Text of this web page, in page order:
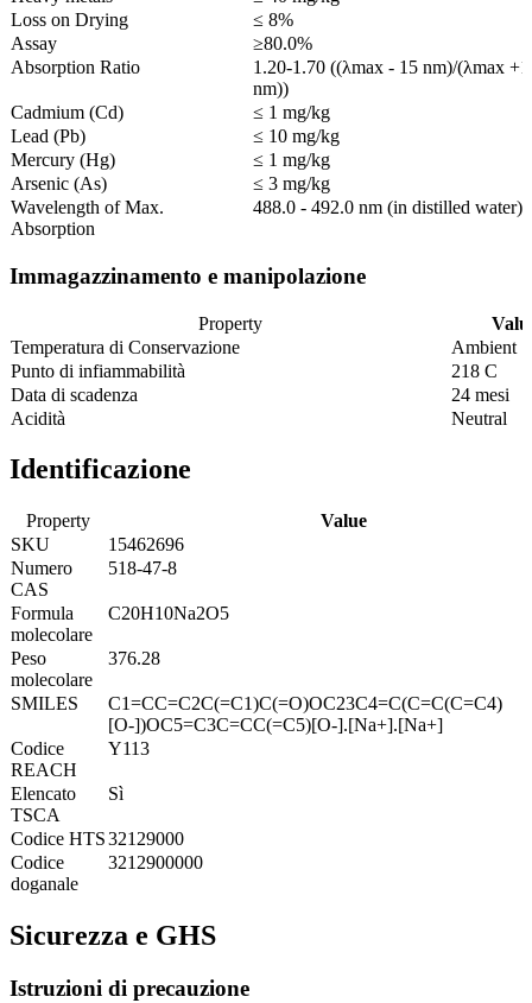
Loss on Drying
≤ 8%
Assay
≥80.0%
Absorption Ratio
1.20-1.70 ((λmax - 15 nm)/(λmax
nm))
Cadmium (Cd)
≤ 1 mg/kg
Lead (Pb)
≤ 10 mg/kg
Mercury (Hg)
≤ 1 mg/kg
Arsenic (As)
≤ 3 mg/kg
Wavelength of Max.
Absorption
488.0 - 492.0 nm (in distilled water)
Immagazzinamento e manipolazione
Property
Temperatura di Conservazione
Ambient
Punto di infiammabilità
218 C
Data di scadenza
24 mesi
Acidità
Neutral
Identificazione
Property
Value
SKU
15462696
Numero
CAS
518-47-8
Formula
molecolare
C20H10Na2O5
Peso
molecolare
376.28
SMILES
C1=CC=C2C(=C1)C(=O)OC23C4=C(C=C(C=C4)
[O-])OC5=C3C=CC(=C5)[O-].[Na+].[Na+]
Codice
REACH
Y113
Elencato
TSCA
Sì
Codice HTS32129000
Codice
doganale
3212900000
Sicurezza e GHS
Istruzioni di precauzione